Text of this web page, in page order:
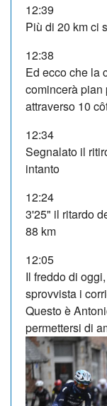
12:39
Più di 20 km ci
12:38
Ed ecco che la
comincerà pian
attraverso 10
12:34
Segnalato il
intanto
12:24
3'25" il ritardo
88 km
12:05
Il freddo di
sprovvista i
Questo è
permettersi di